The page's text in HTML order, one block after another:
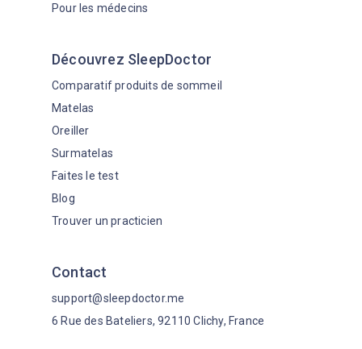
Découvrez SleepDoctor
Contact
Matelas
Comparatif produits de sommeil
Oreiller
Surmatelas
Blog
Trouver un practicien
Faites le test
Pour les médecins
support@sleepdoctor.me
6 Rue des Bateliers, 92110 Clichy, France